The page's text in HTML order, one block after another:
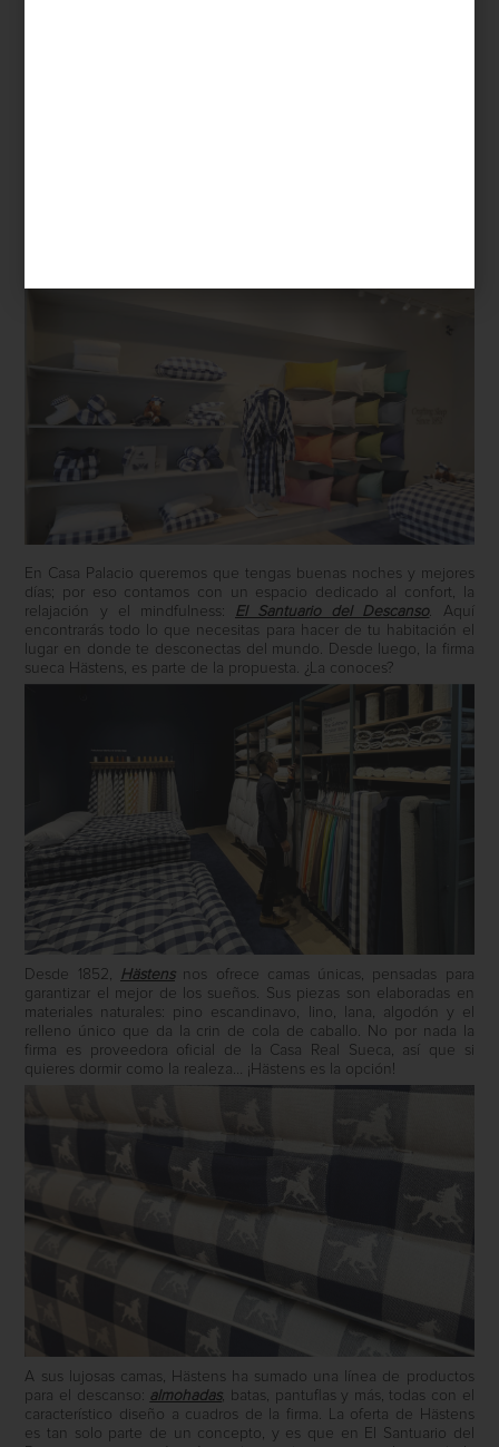
En Casa Palacio queremos que tengas buenas noches y mejores
días; por eso contamos con un espacio dedicado al confort, la
relajación y el mindfulness:
El Santuario del Descanso. Aquí
encontrarás todo lo que necesitas para hacer de tu habitación el
lugar en donde te desconectas del mundo. Desde luego, la firma
sueca Hästens, es parte de la propuesta. ¿La conoces?
Desde 1852, Hästensnos ofrece camas únicas, pensadas para
garantizar el mejor de los sueños. Sus piezas son elaboradas en
materiales naturales: pino escandinavo, lino, lana, algodón y el
relleno único que da la crin de cola de caballo. No por nada la
firma es proveedora oficial de la Casa Real Sueca, así que si
quieres dormir como la realeza… ¡Hästens es la opción!
A sus lujosas camas, Hästens ha sumado una línea de productos
para el descanso: almohadas, batas, pantuflas y más, todas con el
característico diseño a cuadros de la firma. La oferta de Hästens
es tan solo parte de un concepto, y es que en El Santuario del